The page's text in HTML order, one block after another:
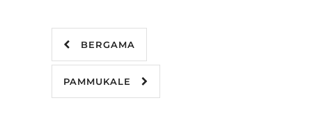
BERGAMA
PAMMUKALE